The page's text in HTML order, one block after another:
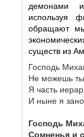
демонами
используя
обращают
существ из
Господь
Не можешь ты
Я часть
И ныне я
Господь
Сомненья и